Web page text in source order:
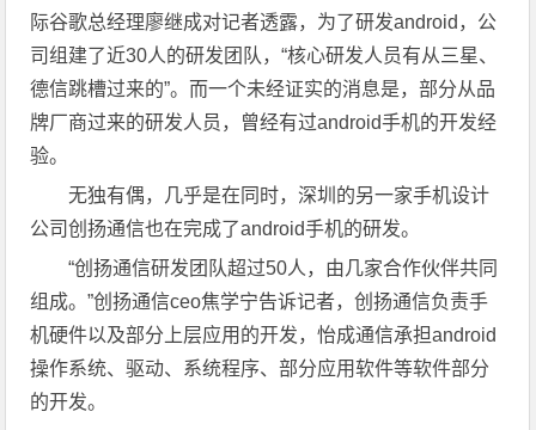
际谷歌总经理廖继成对记者透露，为了研发android，公
司组建了近30人的研发团队，“核心研发人员有从三星、
德信跳槽过来的”。而一个未经证实的消息是，部分从品
牌厂商过来的研发人员，曾经有过android手机的开发经
验。
无独有偶，几乎是在同时，深圳的另一家手机设计
公司创扬通信也在完成了android手机的研发。
“创扬通信研发团队超过50人，由几家合作伙伴共同
组成。”创扬通信ceo焦学宁告诉记者，创扬通信负责手
机硬件以及部分上层应用的开发，怡成通信承担android
操作系统、驱动、系统程序、部分应用软件等软件部分
的开发。